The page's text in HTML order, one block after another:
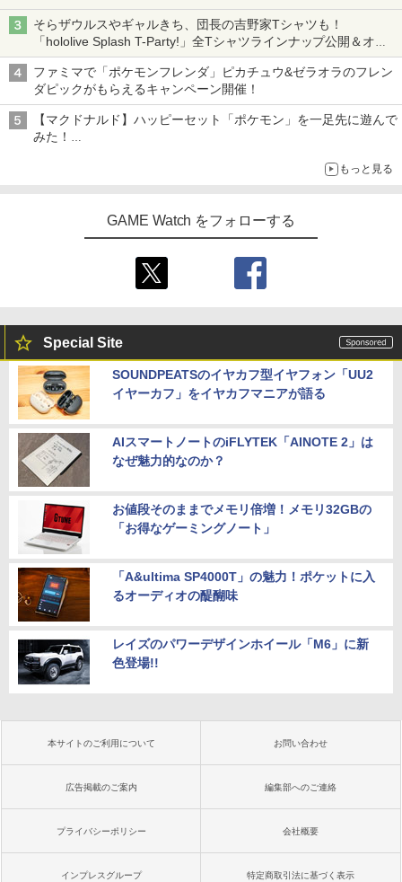
そらザウルスやギャルきち、団長の吉野家Tシャツも！
「hololive Splash T-Party!」全Tシャツラインナップ公開＆オン
ライン販売開始
ファミマで「ポケモンフレンダ」ピカチュウ&ゼラオラのフレン
ダピックがもらえるキャンペーン開催！
【マクドナルド】ハッピーセット「ポケモン」を一足先に遊んで
みた！
もっと見る
GAME Watch をフォローする
Special Site
SOUNDPEATSのイヤカフ型イヤフォン「UU2
イヤーカフ」をイヤカフマニアが語る
AIスマートノートのiFLYTEK「AINOTE 2」は
なぜ魅力的なのか？
お値段そのままでメモリ倍増！メモリ32GBの
「お得なゲーミングノート」
「A&ultima SP4000T」の魅力！ポケットに入
るオーディオの醍醐味
レイズのパワーデザインホイール「M6」に新
色登場!!
本サイトのご利用について お問い合わせ
広告掲載のご案内 編集部へのご連絡
プライバシーポリシー 会社概要
インプレスグループ 特定商取引法に基づく表示